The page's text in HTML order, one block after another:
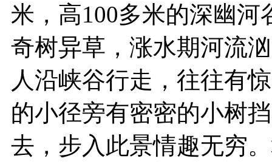
米，高100多米的深幽
奇树异草，涨水期河流
人沿峡谷行走，往往有
的小径旁有密密的小树
去，步入此景情趣无穷